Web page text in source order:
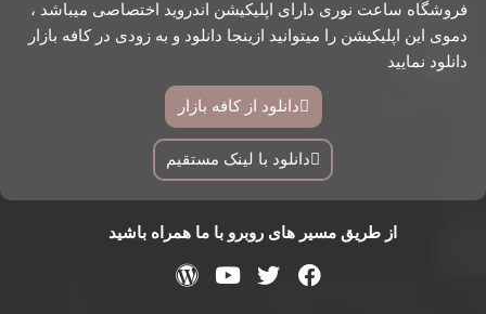
فروشگاه ساعت نوری دارای اپلیکیشن اندروید اختصاصی میباشد ،
دموی این اپلیکیشن را میتوانید ازینجا دانلود و به زودی در کافه بازار
دانلود نمایید
دانلود از کافه بازار
دانلود با لینک مستقیم
از طریق مسیر های روبرو با ما همراه باشید